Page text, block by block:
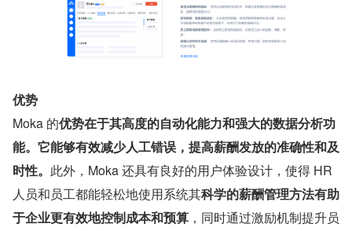
优势
Moka 的优势在于其高度的自动化能力和强大的数据分析功
能。它能够有效减少人工错误，提高薪酬发放的准确性和及
时性。 此外，Moka 还具有良好的用户体验设计，使得 HR
人员和员工都能轻松地使用系统其科学的薪酬管理方法有助
于企业更有效地控制成本和预算 ，同时通过激励机制提升员